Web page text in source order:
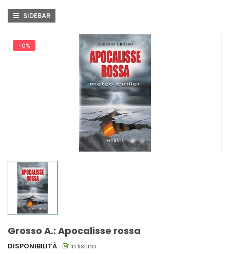
SIDEBAR
-0%
Grosso A.: Apocalisse rossa
DISPONIBILITÀ :
In listino